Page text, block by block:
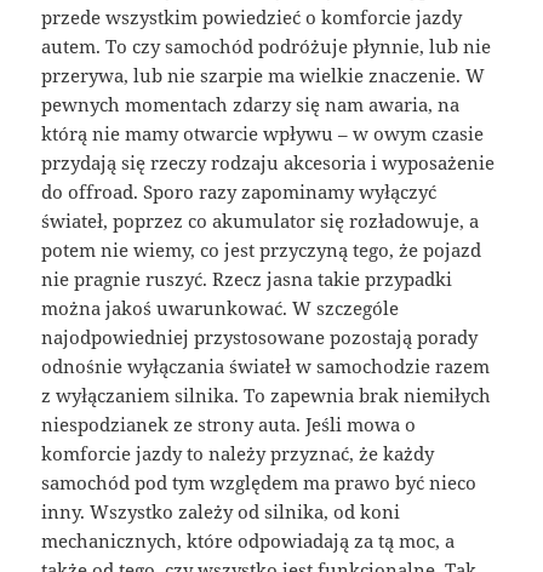
przede wszystkim powiedzieć o komforcie jazdy
autem. To czy samochód podróżuje płynnie, lub nie
przerywa, lub nie szarpie ma wielkie znaczenie. W
pewnych momentach zdarzy się nam awaria, na
którą nie mamy otwarcie wpływu – w owym czasie
przydają się rzeczy rodzaju akcesoria i wyposażenie
do offroad. Sporo razy zapominamy wyłączyć
świateł, poprzez co akumulator się rozładowuje, a
potem nie wiemy, co jest przyczyną tego, że pojazd
nie pragnie ruszyć. Rzecz jasna takie przypadki
można jakoś uwarunkować. W szczególe
najodpowiedniej przystosowane pozostają porady
odnośnie wyłączania świateł w samochodzie razem
z wyłączaniem silnika. To zapewnia brak niemiłych
niespodzianek ze strony auta. Jeśli mowa o
komforcie jazdy to należy przyznać, że każdy
samochód pod tym względem ma prawo być nieco
inny. Wszystko zależy od silnika, od koni
mechanicznych, które odpowiadają za tą moc, a